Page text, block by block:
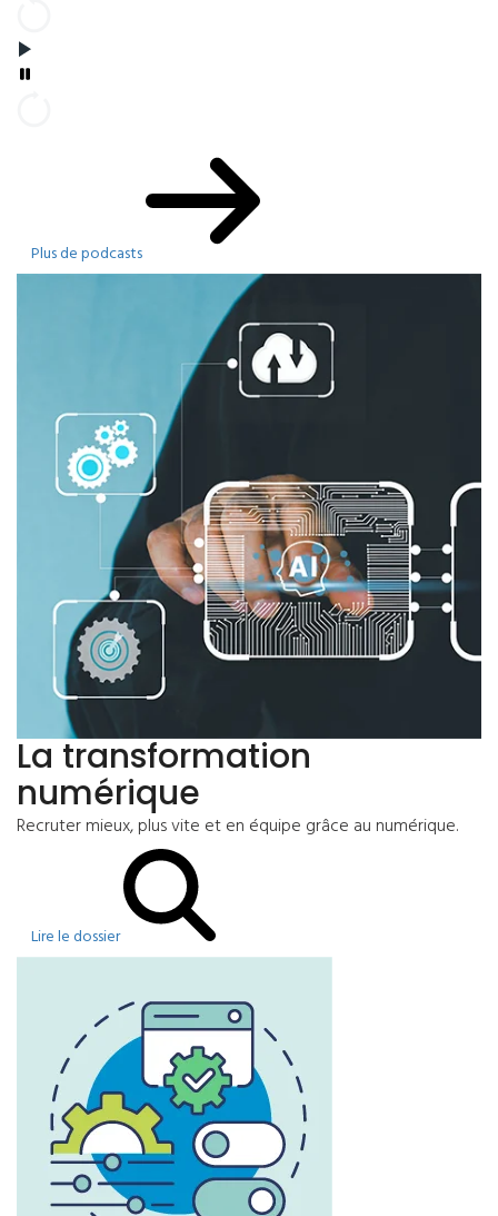
Plus de podcasts
La transformation
numérique
Recruter mieux, plus vite et en équipe grâce au numérique.
Lire le dossier